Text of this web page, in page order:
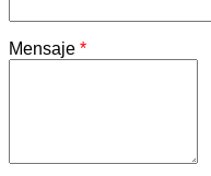
Mensaje *